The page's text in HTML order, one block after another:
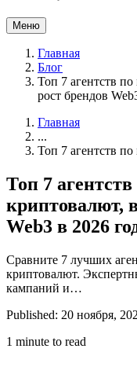
Меню
Главная
Блог
Топ 7 агентств
рост брендов
Главная
...
Топ 7 агентств по
Топ 7
криптовалют,
Web3 в 2026
Сравните 7 лучших
криптовалют.
кампаний и…
Published: 20 ноября,
1 minute to read